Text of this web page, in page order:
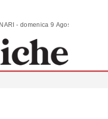
ANALISI | COMMENTI | SCENARI - domenica 9 Agosto 2026